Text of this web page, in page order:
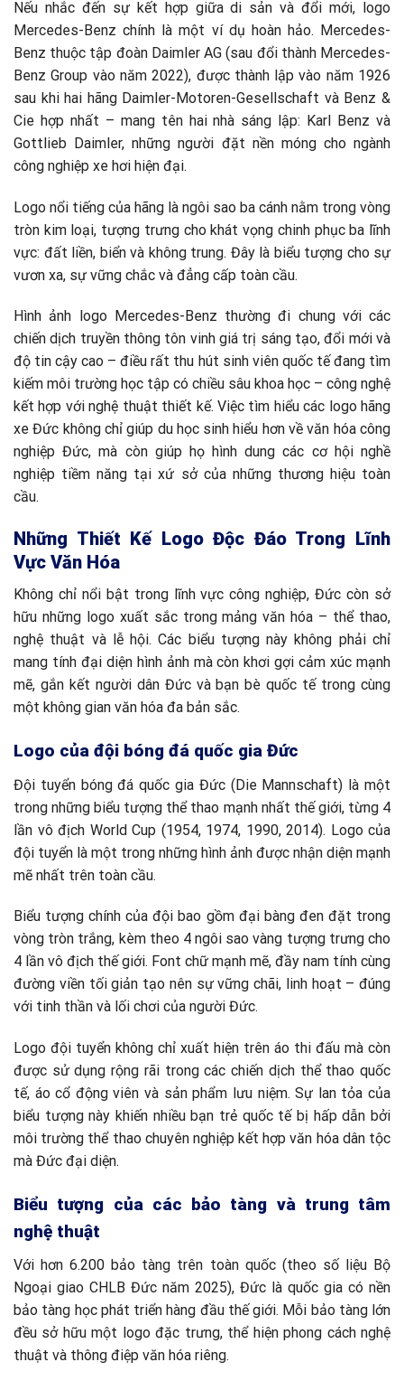
Nếu nhắc đến sự kết hợp giữa di sản và đổi mới, logo
Mercedes-Benz chính là một ví dụ hoàn hảo. Mercedes-
Benz thuộc tập đoàn Daimler AG (sau đổi thành Mercedes-
Benz Group vào năm 2022), được thành lập vào năm 1926
sau khi hai hãng Daimler-Motoren-Gesellschaft và Benz &
Cie hợp nhất – mang tên hai nhà sáng lập: Karl Benz và
Gottlieb Daimler, những người đặt nền móng cho ngành
công nghiệp xe hơi hiện đại.
Logo nổi tiếng của hãng là ngôi sao ba cánh nằm trong vòng
tròn kim loại, tượng trưng cho khát vọng chinh phục ba lĩnh
vực: đất liền, biển và không trung. Đây là biểu tượng cho sự
vươn xa, sự vững chắc và đẳng cấp toàn cầu.
Hình ảnh logo Mercedes-Benz thường đi chung với các
chiến dịch truyền thông tôn vinh giá trị sáng tạo, đổi mới và
độ tin cậy cao – điều rất thu hút sinh viên quốc tế đang tìm
kiếm môi trường học tập có chiều sâu khoa học – công nghệ
kết hợp với nghệ thuật thiết kế. Việc tìm hiểu các logo hãng
xe Đức không chỉ giúp du học sinh hiểu hơn về văn hóa công
nghiệp Đức, mà còn giúp họ hình dung các cơ hội nghề
nghiệp tiềm năng tại xứ sở của những thương hiệu toàn
cầu.
Những Thiết Kế Logo Độc Đáo Trong Lĩnh
Vực Văn Hóa
Không chỉ nổi bật trong lĩnh vực công nghiệp, Đức còn sở
hữu những logo xuất sắc trong mảng văn hóa – thể thao,
nghệ thuật và lễ hội. Các biểu tượng này không phải chỉ
mang tính đại diện hình ảnh mà còn khơi gợi cảm xúc mạnh
mẽ, gắn kết người dân Đức và bạn bè quốc tế trong cùng
một không gian văn hóa đa bản sắc.
Logo của đội bóng đá quốc gia Đức
Đội tuyển bóng đá quốc gia Đức (Die Mannschaft) là một
trong những biểu tượng thể thao mạnh nhất thế giới, từng 4
lần vô địch World Cup (1954, 1974, 1990, 2014). Logo của
đội tuyển là một trong những hình ảnh được nhận diện mạnh
mẽ nhất trên toàn cầu.
Biểu tượng chính của đội bao gồm đại bàng đen đặt trong
vòng tròn trắng, kèm theo 4 ngôi sao vàng tượng trưng cho
4 lần vô địch thế giới. Font chữ mạnh mẽ, đầy nam tính cùng
đường viền tối giản tạo nên sự vững chãi, linh hoạt – đúng
với tinh thần và lối chơi của người Đức.
Logo đội tuyển không chỉ xuất hiện trên áo thi đấu mà còn
được sử dụng rộng rãi trong các chiến dịch thể thao quốc
tế, áo cổ động viên và sản phẩm lưu niệm. Sự lan tỏa của
biểu tượng này khiến nhiều bạn trẻ quốc tế bị hấp dẫn bởi
môi trường thể thao chuyên nghiệp kết hợp văn hóa dân tộc
mà Đức đại diện.
Biểu tượng của các bảo tàng và trung tâm
nghệ thuật
Với hơn 6.200 bảo tàng trên toàn quốc (theo số liệu Bộ
Ngoại giao CHLB Đức năm 2025), Đức là quốc gia có nền
bảo tàng học phát triển hàng đầu thế giới. Mỗi bảo tàng lớn
đều sở hữu một logo đặc trưng, thể hiện phong cách nghệ
thuật và thông điệp văn hóa riêng.